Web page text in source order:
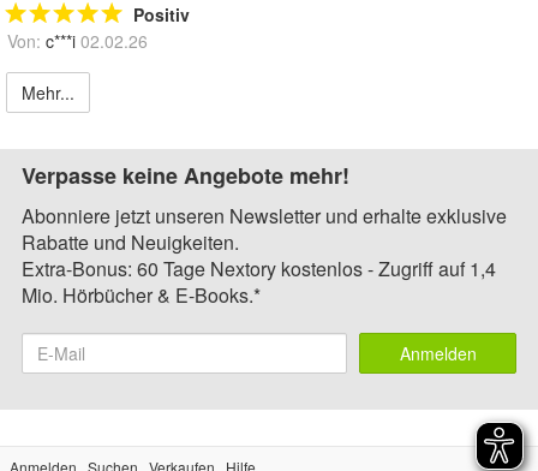
Positiv
Von: c***i 02.02.26
Mehr...
Verpasse keine Angebote mehr!
Abonniere jetzt unseren Newsletter und erhalte exklusive
Rabatte und Neuigkeiten.
Extra-Bonus: 60 Tage Nextory kostenlos - Zugriff auf 1,4
Mio. Hörbücher & E-Books.*
Anmelden
Anmelden Suchen Verkaufen Hilfe